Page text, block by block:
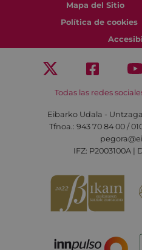
Mapa del Sitio
Política de cookies
Todas las redes
Eibarko Udala -
Tfnoa.: 943 70 84 00 /
IFZ: P2003100A |